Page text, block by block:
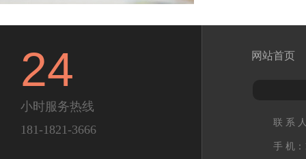
24
小时服务热线
181-1821-3666
网站首页
联 系
手 机：